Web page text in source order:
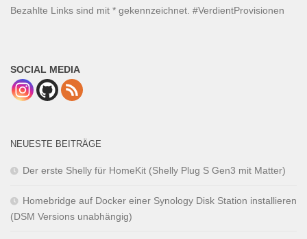
Bezahlte Links sind mit * gekennzeichnet. #VerdientProvisionen
SOCIAL MEDIA
NEUESTE BEITRÄGE
Der erste Shelly für HomeKit (Shelly Plug S Gen3 mit Matter)
Homebridge auf Docker einer Synology Disk Station installieren
(DSM Versions unabhängig)